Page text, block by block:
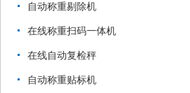
自动称重剔除机
在线称重扫码一体机
在线自动复检秤
自动称重贴标机